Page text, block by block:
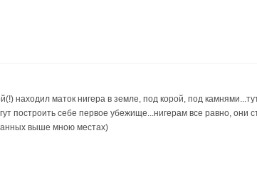
находил маток нигера в земле, под корой, под
построить себе первое убежище...нигерам все равно, они
выше мною местах)